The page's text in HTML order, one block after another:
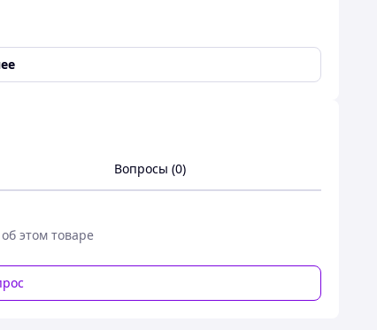
по эксплуатации
Вопросы (0)
этом товаре